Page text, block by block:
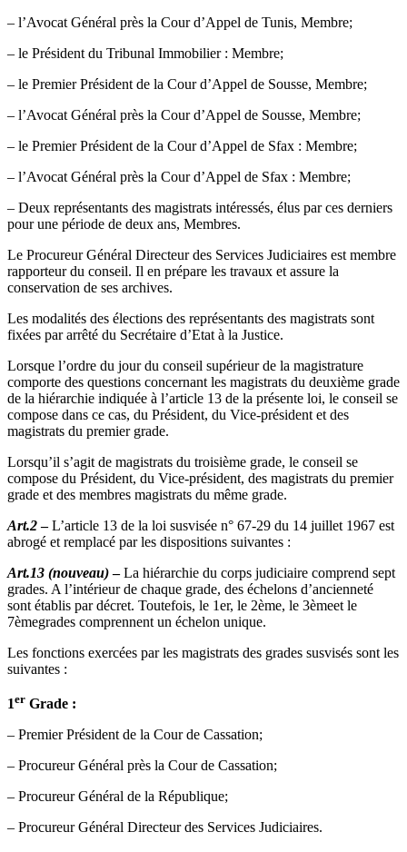
– l’Avocat Général près la Cour d’Appel de Tunis, Membre;
– le Président du Tribunal Immobilier : Membre;
– le Premier Président de la Cour d’Appel de Sousse, Membre;
– l’Avocat Général près la Cour d’Appel de Sousse, Membre;
– le Premier Président de la Cour d’Appel de Sfax : Membre;
– l’Avocat Général près la Cour d’Appel de Sfax : Membre;
– Deux représentants des magistrats intéressés, élus par ces derniers
pour une période de deux ans, Membres.
Le Procureur Général Directeur des Services Judiciaires est membre
rapporteur du conseil. Il en prépare les travaux et assure la
conservation de ses archives.
Les modalités des élections des représentants des magistrats sont
fixées par arrêté du Secrétaire d’Etat à la Justice.
Lorsque l’ordre du jour du conseil supérieur de la magistrature
comporte des questions concernant les magistrats du deuxième grade
de la hiérarchie indiquée à l’article 13 de la présente loi, le conseil se
compose dans ce cas, du Président, du Vice-président et des
magistrats du premier grade.
Lorsqu’il s’agit de magistrats du troisième grade, le conseil se
compose du Président, du Vice-président, des magistrats du premier
grade et des membres magistrats du même grade.
Art.2 –L’article 13 de la loi susvisée n° 67-29 du 14 juillet 1967 est
abrogé et remplacé par les dispositions suivantes :
Art.13 (nouveau) –La hiérarchie du corps judiciaire comprend sept
grades. A l’intérieur de chaque grade, des échelons d’ancienneté
sont établis par décret. Toutefois, le 1er, le 2ème, le 3èmeet le
7èmegrades comprennent un échelon unique.
Les fonctions exercées par les magistrats des grades susvisés sont les
suivantes :
1er Grade :
– Premier Président de la Cour de Cassation;
– Procureur Général près la Cour de Cassation;
– Procureur Général de la République;
– Procureur Général Directeur des Services Judiciaires.